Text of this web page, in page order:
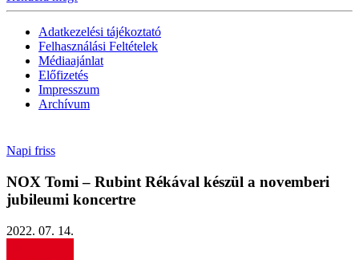
Adatkezelési tájékoztató
Felhasználási Feltételek
Médiaajánlat
Előfizetés
Impresszum
Archívum
Napi friss
NOX Tomi – Rubint Rékával készül a novemberi
jubileumi koncertre
2022. 07. 14.